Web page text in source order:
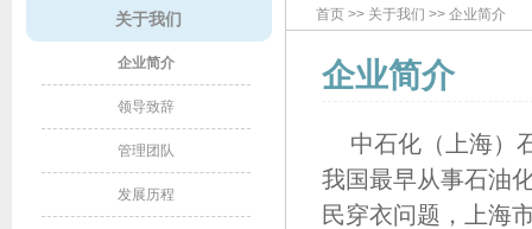
关于我们
企业简介
领导致辞
管理团队
发展历程
首页 >> 关于我们 >> 企业简介
企业简介​​
中石化（上海）
我国最早从事石油
民穿衣问题，上海